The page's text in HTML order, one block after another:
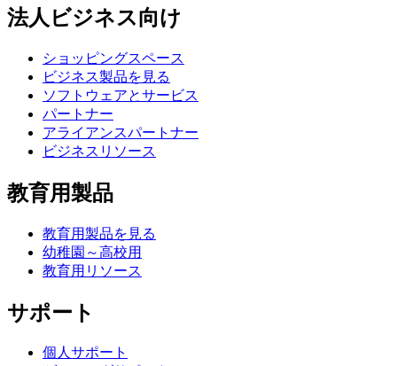
法人ビジネス向け
ショッピングスペース
ビジネス製品を見る
ソフトウェアとサービス
パートナー
アライアンスパートナー
ビジネスリソース
教育用製品
教育用製品を見る
幼稚園～高校用
教育用リソース
サポート
個人サポート